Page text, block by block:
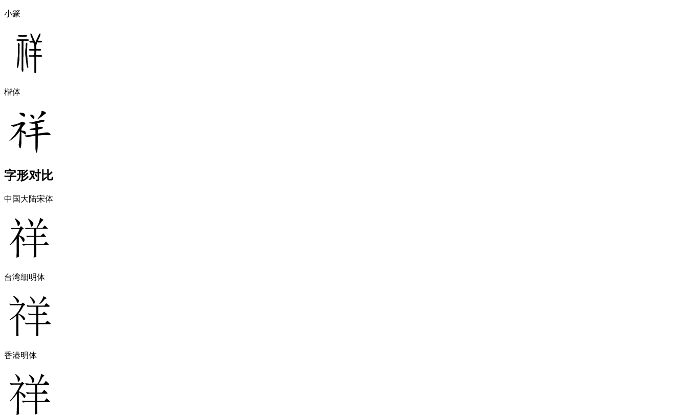
小篆
楷体
字形对比
中国大陆宋体
台湾细明体
香港明体